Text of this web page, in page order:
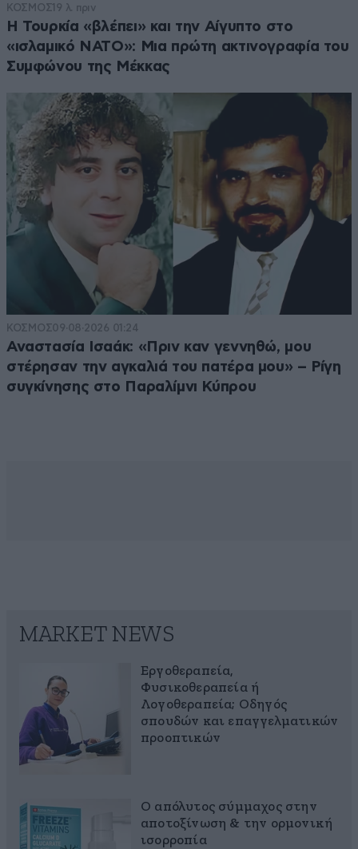
ΚΟΣΜΟΣ19 λ. πριν
Η Τουρκία «βλέπει» και την Αίγυπτο στο
«ισλαμικό ΝΑΤΟ»: Μια πρώτη ακτινογραφία του
Συμφώνου της Μέκκας
ΚΟΣΜΟΣ09·08·2026 01:24
Αναστασία Ισαάκ: «Πριν καν γεννηθώ, μου
στέρησαν την αγκαλιά του πατέρα μου» – Ρίγη
συγκίνησης στο Παραλίμνι Κύπρου
MARKET NEWS
Εργοθεραπεία,
Φυσικοθεραπεία ή
Λογοθεραπεία; Οδηγός
σπουδών και επαγγελματικών
προοπτικών
Ο απόλυτος σύμμαχος στην
αποτοξίνωση & την ορμονική
ισορροπία